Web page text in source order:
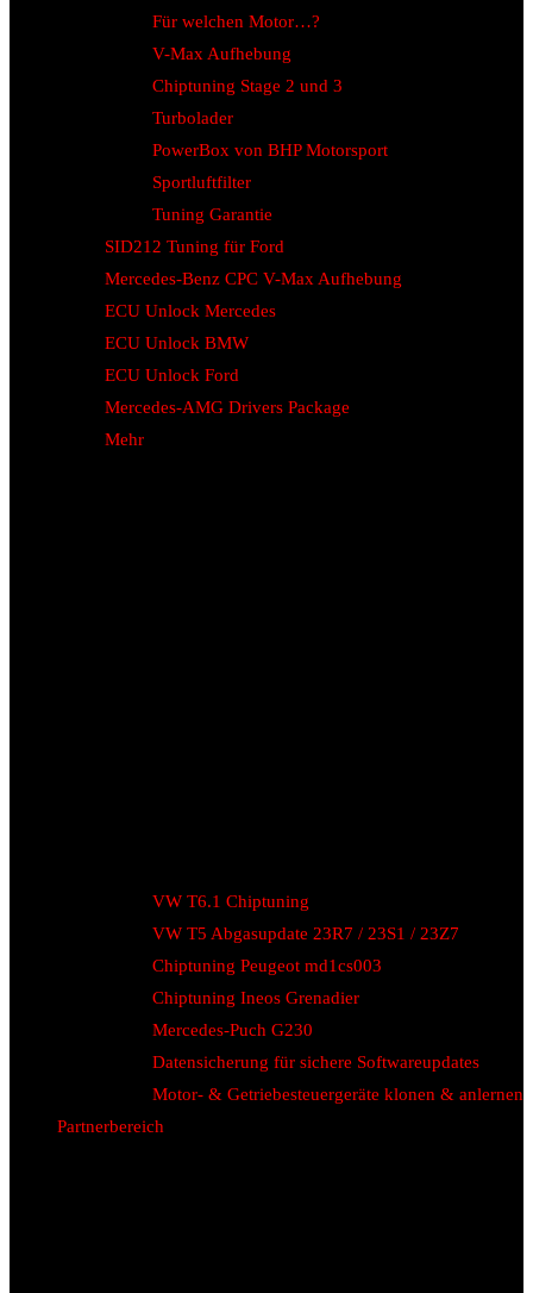
Für welchen Motor…?
V-Max Aufhebung
Chiptuning Stage 2 und 3
Turbolader
PowerBox von BHP Motorsport
Sportluftfilter
Tuning Garantie
SID212 Tuning für Ford
Mercedes-Benz CPC V-Max Aufhebung
ECU Unlock Mercedes
ECU Unlock BMW
ECU Unlock Ford
Mercedes-AMG Drivers Package
Mehr
VW T6.1 Chiptuning
VW T5 Abgasupdate 23R7 / 23S1 / 23Z7
Chiptuning Peugeot md1cs003
Chiptuning Ineos Grenadier
Mercedes-Puch G230
Datensicherung für sichere Softwareupdates
Motor- & Getriebesteuergeräte klonen & anlernen
Partnerbereich